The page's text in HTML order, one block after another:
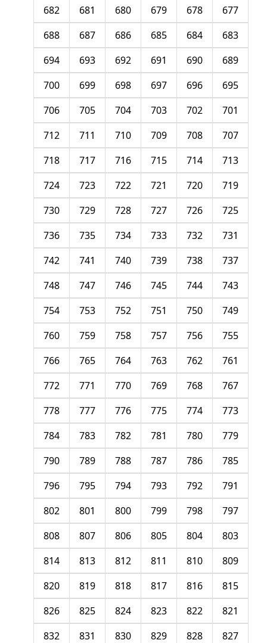
677
678
679
680
681
682
683
684
685
686
687
688
689
690
691
692
693
694
695
696
697
698
699
700
701
702
703
704
705
706
707
708
709
710
711
712
713
714
715
716
717
718
719
720
721
722
723
724
725
726
727
728
729
730
731
732
733
734
735
736
737
738
739
740
741
742
743
744
745
746
747
748
749
750
751
752
753
754
755
756
757
758
759
760
761
762
763
764
765
766
767
768
769
770
771
772
773
774
775
776
777
778
779
780
781
782
783
784
785
786
787
788
789
790
791
792
793
794
795
796
797
798
799
800
801
802
803
804
805
806
807
808
809
810
811
812
813
814
815
816
817
818
819
820
821
822
823
824
825
826
827
828
829
830
831
832